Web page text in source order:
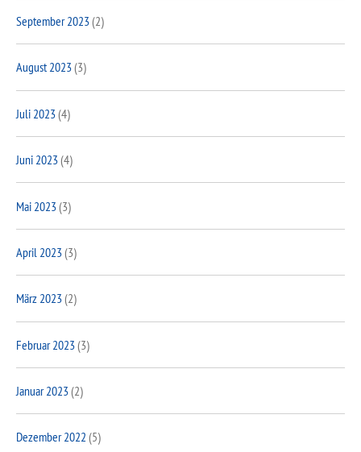
September 2023(2)
August 2023(3)
Juli 2023(4)
Juni 2023(4)
Mai 2023(3)
April 2023(3)
März 2023(2)
Februar 2023(3)
Januar 2023(2)
Dezember 2022 (5)